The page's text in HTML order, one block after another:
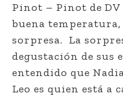
Pinot – Pinot de DV
buena
sorpresa. La
degustación de sus
entendido que
Leo es quien está a